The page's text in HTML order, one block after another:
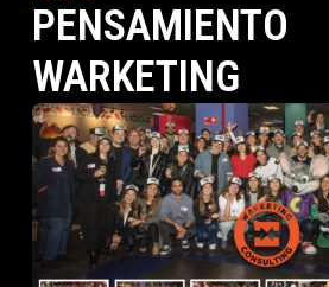
PENSAMIENTO
WARKETING